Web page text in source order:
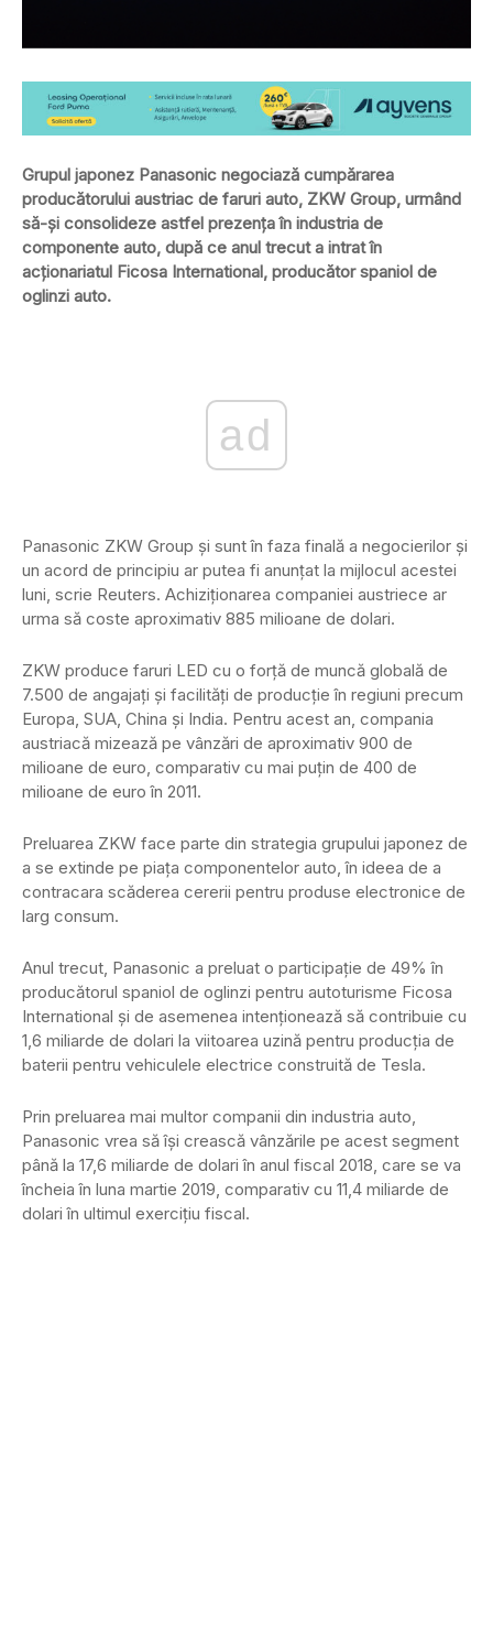
Grupul japonez Panasonic negociază cumpărarea
producătorului austriac de faruri auto, ZKW Group, urmând
să-şi consolideze astfel prezenţa în industria de
componente auto, după ce anul trecut a intrat în
acţionariatul Ficosa International, producător spaniol de
oglinzi auto.
ad
Panasonic ZKW Group şi sunt în faza finală a negocierilor şi
un acord de principiu ar putea fi anunţat la mijlocul acestei
luni, scrie Reuters. Achiziţionarea companiei austriece ar
urma să coste aproximativ 885 milioane de dolari.
ZKW produce faruri LED cu o forţă de muncă globală de
7.500 de angajaţi şi facilităţi de producţie în regiuni precum
Europa, SUA, China şi India. Pentru acest an, compania
austriacă mizează pe vânzări de aproximativ 900 de
milioane de euro, comparativ cu mai puţin de 400 de
milioane de euro în 2011.
Preluarea ZKW face parte din strategia grupului japonez de
a se extinde pe piaţa componentelor auto, în ideea de a
contracara scăderea cererii pentru produse electronice de
larg consum.
Anul trecut, Panasonic a preluat o participaţie de 49% în
producătorul spaniol de oglinzi pentru autoturisme Ficosa
International şi de asemenea intenţionează să contribuie cu
1,6 miliarde de dolari la viitoarea uzină pentru producţia de
baterii pentru vehiculele electrice construită de Tesla.
Prin preluarea mai multor companii din industria auto,
Panasonic vrea să îşi crească vânzările pe acest segment
până la 17,6 miliarde de dolari în anul fiscal 2018, care se va
încheia în luna martie 2019, comparativ cu 11,4 miliarde de
dolari în ultimul exerciţiu fiscal.